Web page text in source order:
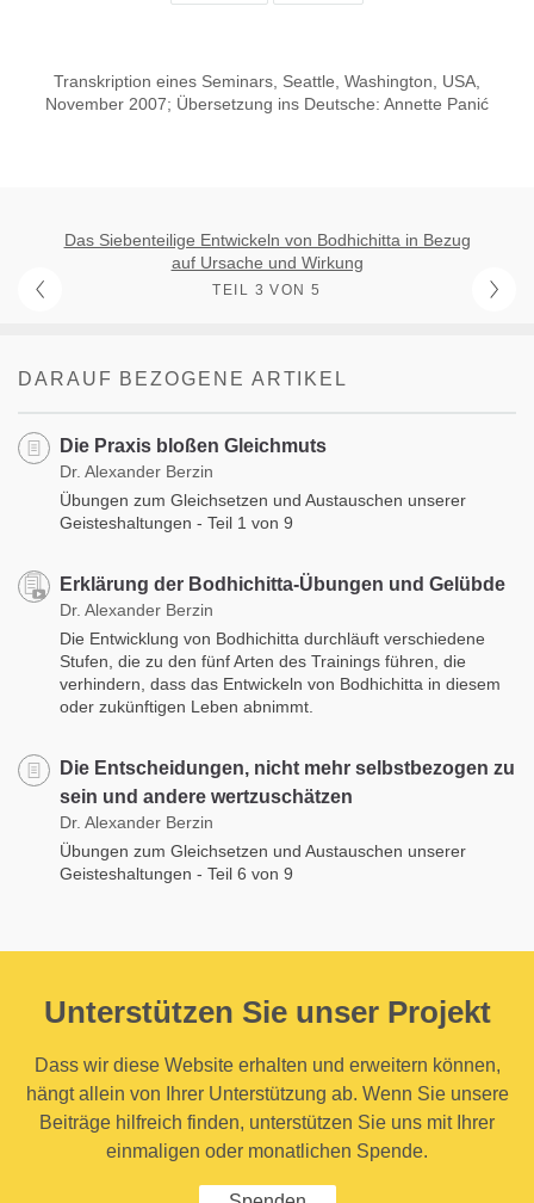
Transkription eines Seminars, Seattle, Washington, USA,
November 2007; Übersetzung ins Deutsche: Annette Panić
Das Siebenteilige Entwickeln von Bodhichitta in Bezug
auf Ursache und Wirkung
TEIL 3 VON 5
DARAUF BEZOGENE ARTIKEL
Die Praxis bloßen Gleichmuts
Dr. Alexander Berzin
Übungen zum Gleichsetzen und Austauschen unserer
Geisteshaltungen - Teil 1 von 9
Erklärung der Bodhichitta-Übungen und Gelübde
Dr. Alexander Berzin
Die Entwicklung von Bodhichitta durchläuft verschiedene
Stufen, die zu den fünf Arten des Trainings führen, die
verhindern, dass das Entwickeln von Bodhichitta in diesem
oder zukünftigen Leben abnimmt.
Die Entscheidungen, nicht mehr selbstbezogen zu
sein und andere wertzuschätzen
Dr. Alexander Berzin
Übungen zum Gleichsetzen und Austauschen unserer
Geisteshaltungen - Teil 6 von 9
Unterstützen Sie unser Projekt
Dass wir diese Website erhalten und erweitern können,
hängt allein von Ihrer Unterstützung ab. Wenn Sie unsere
Beiträge hilfreich finden, unterstützen Sie uns mit Ihrer
einmaligen oder monatlichen Spende.